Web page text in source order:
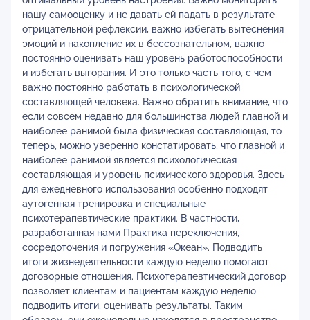
нашу самооценку и не давать ей падать в результате
отрицательной рефлексии, важно избегать вытеснения
эмоций и накопление их в бессознательном, важно
постоянно оценивать наш уровень работоспособности
и избегать выгорания. И это только часть того, с чем
важно постоянно работать в психологической
составляющей человека. Важно обратить внимание, что
если совсем недавно для большинства людей главной и
наиболее ранимой была физическая составляющая, то
теперь, можно уверенно констатировать, что главной и
наиболее ранимой является психологическая
составляющая и уровень психического здоровья. Здесь
для ежедневного использования особенно подходят
аутогенная тренировка и специальные
психотерапевтические практики. В частности,
разработанная нами Практика переключения,
сосредоточения и погружения «Океан». Подводить
итоги жизнедеятельности каждую неделю помогают
договорные отношения. Психотерапевтический договор
позволяет клиентам и пациентам каждую неделю
подводить итоги, оценивать результаты. Таким